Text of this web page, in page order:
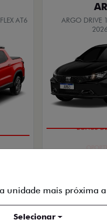
AT6
AT6
ARGO DRIVE
ENTRADA
+30
unidade mais próxima
Selecionar